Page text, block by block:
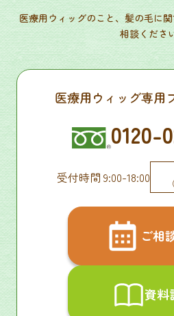
医療用ウィッグのこと、髪の毛に
相談くださ
医療用ウィッグ専用
0120-
受付時間 9:00-18:00
ご相
資料